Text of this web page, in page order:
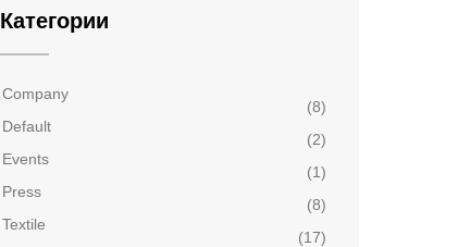
Категории
Company
(8)
Default
(2)
Events
(1)
Press
(8)
Textile
(17)